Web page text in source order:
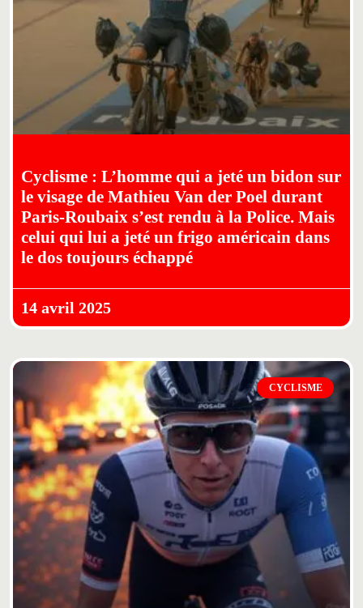
Cyclisme : L’homme qui a jeté un bidon sur
le visage de Mathieu Van der Poel durant
Paris-Roubaix s’est rendu à la Police. Mais
celui qui lui a jeté un frigo américain dans
le dos toujours échappé
14 avril 2025
CYCLISME